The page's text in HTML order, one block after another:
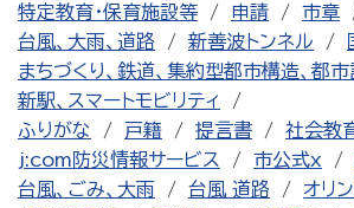
特定教育・保育施設等
申請
市章
台風、大雨、道路
新善波トンネル
まちづくり、鉄道、集約型都市構造、都市
新駅、スマートモビリティ
ふりがな
戸籍 提言書
社会教
j:com防災情報サービス
市公式x
台風、ごみ、大雨
台風 道路
オリ